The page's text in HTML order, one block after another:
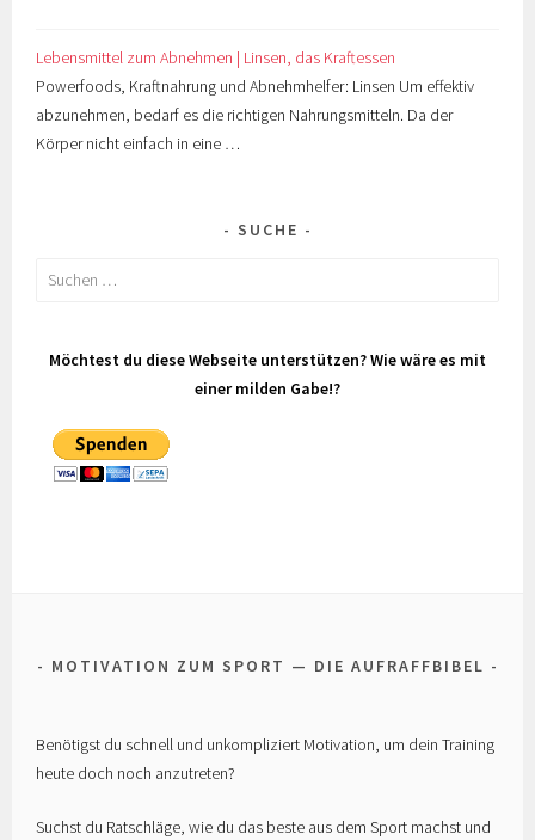
Lebensmittel zum Abnehmen | Linsen, das Kraftessen
Powerfoods, Kraftnahrung und Abnehmhelfer: Linsen Um effektiv
abzunehmen, bedarf es die richtigen Nahrungsmitteln. Da der
Körper nicht einfach in eine …
SUCHE
Suchen
Möchtest du diese Webseite unterstützen? Wie wäre es mit
einer milden Gabe!?
MOTIVATION ZUM SPORT — DIE AUFRAFFBIBEL
Benötigst du schnell und unkompliziert Motivation, um dein Training
heute doch noch anzutreten?
Suchst du Ratschläge, wie du das beste aus dem Sport machst und